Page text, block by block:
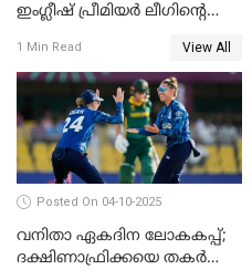
ഇംഗ്ലീഷ് പ്രീമിയര്‍ ലീഗിന്‍റെ
അംബാസഡര്‍
1 Min Read View All
Posted On 04-10-2025
വനിതാ ഏകദിന ലോകകപ്പ്;
ദക്ഷിണാഫ്രിക്കയെ തകർത്ത്